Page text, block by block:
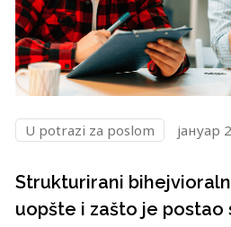
U potrazi za poslom јануар
Strukturirani
uopšte i zašto je postao